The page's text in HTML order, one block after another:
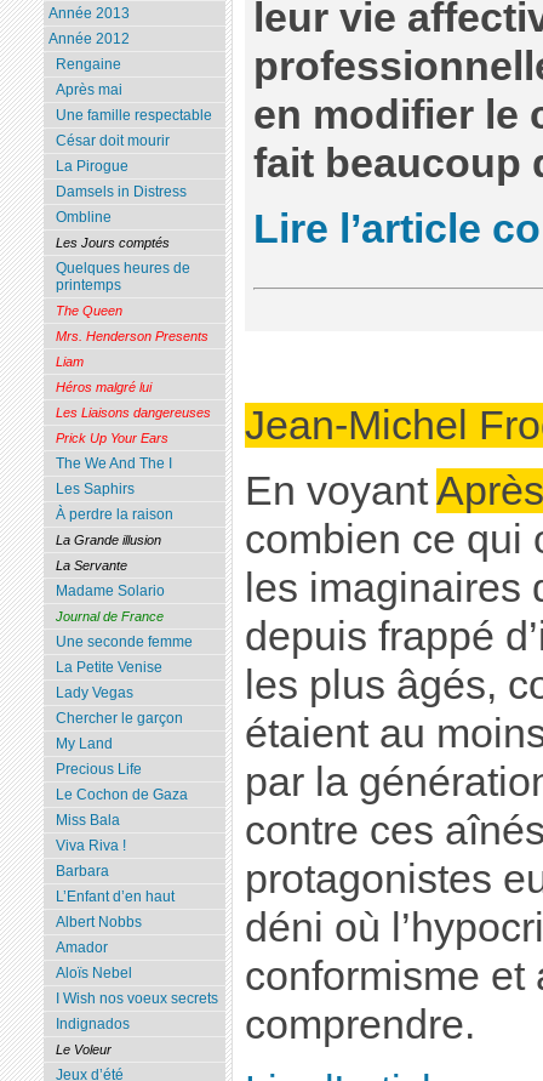
leur vie
en modifier le
fait beaucoup
Lire l’article
Jean-Michel
En voyant
combien ce qui
les imaginaires
depuis frappé
les plus âgés,
étaient au
par la
contre ces
protagonistes
déni où
conformisme et
comprendre.
Année 2013
Année 2012
Rengaine
Après mai
Une famille respectable
César doit mourir
La Pirogue
Damsels in Distress
Ombline
Les Jours comptés
Quelques heures de
printemps
The Queen
Mrs. Henderson Presents
Liam
Héros malgré lui
Les Liaisons dangereuses
Prick Up Your Ears
The We And The I
Les Saphirs
À perdre la raison
La Grande illusion
La Servante
Madame Solario
Journal de France
Une seconde femme
La Petite Venise
Lady Vegas
Chercher le garçon
My Land
Precious Life
Le Cochon de Gaza
Miss Bala
Viva Riva !
Barbara
L’Enfant d’en haut
Albert Nobbs
Amador
Aloïs Nebel
I Wish nos voeux secrets
Indignados
Le Voleur
Jeux d’été